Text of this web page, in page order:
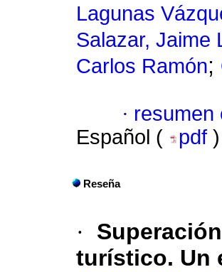
Lagunas
Salazar, Jaime
Carlos Ramón;
· resumen
Español (
pdf )
Reseña
·
turístico. Un